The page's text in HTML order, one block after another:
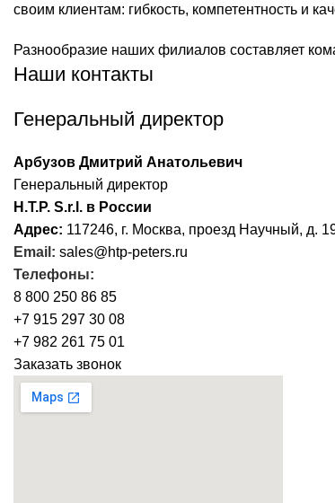
своим клиентам: гибкость, компетентность и
Разнообразие наших филиалов составляет
Наши контакты
Генеральный директор
Арбузов Дмитрий Анатольевич
Генеральный директор
H.T.P. S.r.l. в России
Адрес: 117246, г. Москва, проезд Научный, д.
Email: sales@htp-peters.ru
Телефоны:
8 800 250 86 85
+7 915 297 30 08
+7 982 261 75 01
Заказать звонок